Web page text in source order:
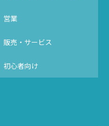
営業
販売・サービス
初心者向け